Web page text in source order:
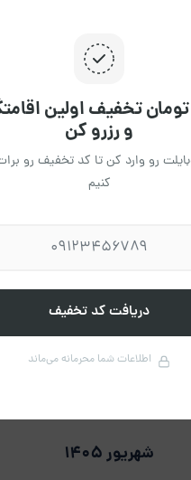
شهریور 1405
با ۲۰۰ تومان تخفیف اولین
و رزرو کن
رو وارد کن تا کد تخفیف رو
کنیم
دریافت کد تخفیف
اطلاعات شما محرمانه می‌ماند